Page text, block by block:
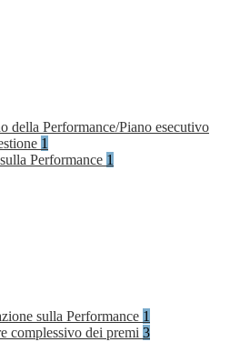
della Performance/Piano esecutivo
1
Performance 1
sulla Performance 1
complessivo dei premi 3